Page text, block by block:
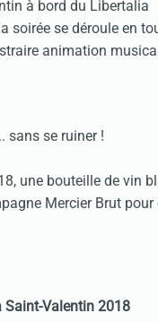
soirée se déroule en
animation
sans se ruiner !
une bouteille de vin
Mercier Brut
Saint-Valentin 2018